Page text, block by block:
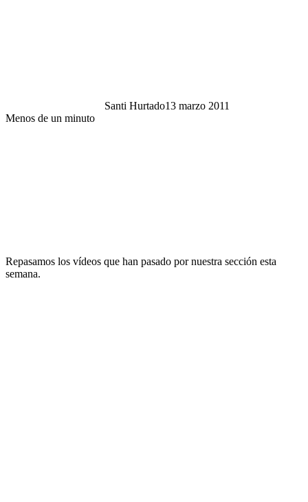
Santi Hurtado13 marzo 2011
Menos de un minuto
Repasamos los vídeos que han pasado por nuestra sección esta
semana.